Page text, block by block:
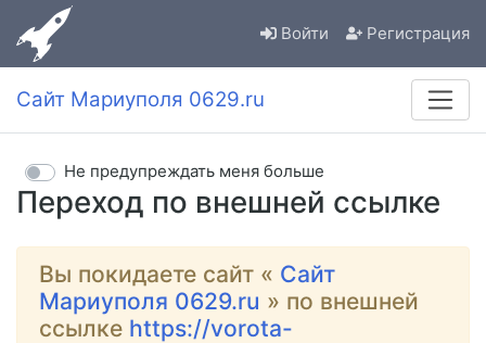
Войти Регистрация
Сайт Мариуполя 0629.ru
Переход по внешней ссылке
Не предупреждать меня больше
Вы покидаете сайт « Сайт
Мариуполя 0629.ru » по внешней
ссылке https://vorota-